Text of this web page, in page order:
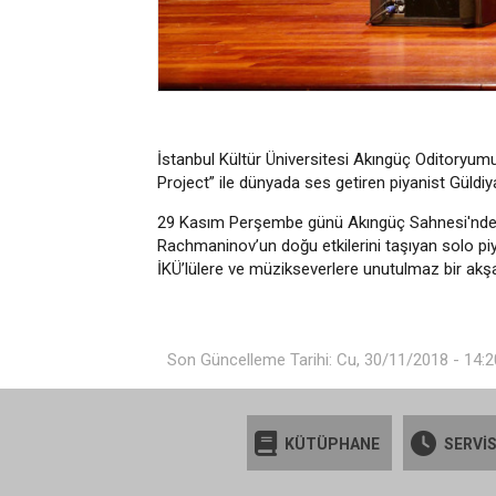
İstanbul Kültür Üniversitesi Akıngüç
Project” ile dünyada ses getiren piyanist Güldiyar
29 Kasım Perşembe günü Akıngüç
Rachmaninov’un doğu etkilerini taşıyan solo
İKÜ’lülere ve müzikseverlere unutulmaz bir
Son Güncelleme Tarihi: Cu, 30/11/2018 -
KÜTÜPHANE